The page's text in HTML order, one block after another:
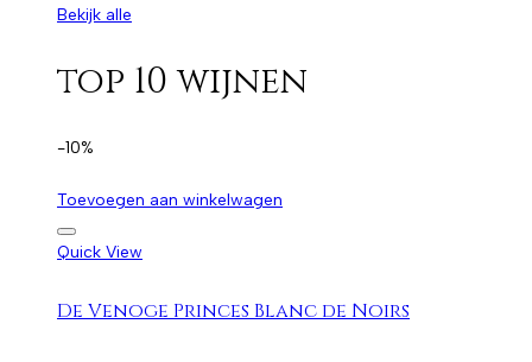
Bekijk alle
top 10 wijnen
-10%
Toevoegen aan winkelwagen
Quick View
De Venoge Princes Blanc de Noirs